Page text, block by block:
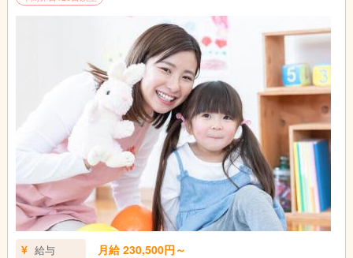
給与 月給 230,500円～